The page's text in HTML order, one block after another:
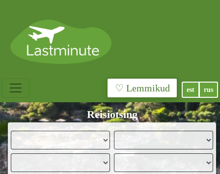
♡ Lemmikud est rus
Reisiotsing